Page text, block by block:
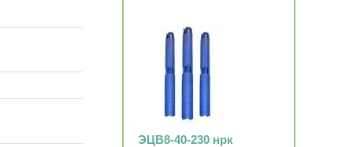
ЭЦВ8-40-230 нрк